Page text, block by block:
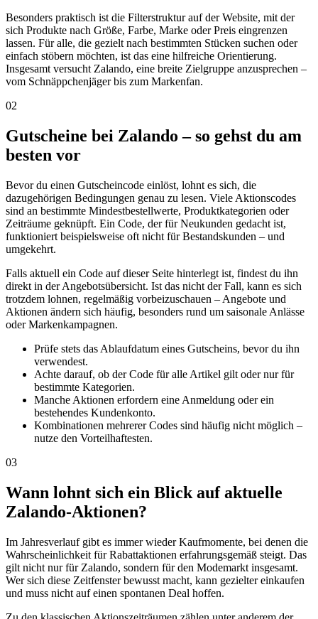
Besonders praktisch ist die Filterstruktur auf der Website, mit der
sich Produkte nach Größe, Farbe, Marke oder Preis eingrenzen
lassen. Für alle, die gezielt nach bestimmten Stücken suchen oder
einfach stöbern möchten, ist das eine hilfreiche Orientierung.
Insgesamt versucht Zalando, eine breite Zielgruppe anzusprechen –
vom Schnäppchenjäger bis zum Markenfan.
02
Gutscheine bei Zalando – so gehst du am
besten vor
Bevor du einen Gutscheincode einlöst, lohnt es sich, die
dazugehörigen Bedingungen genau zu lesen. Viele Aktionscodes
sind an bestimmte Mindestbestellwerte, Produktkategorien oder
Zeiträume geknüpft. Ein Code, der für Neukunden gedacht ist,
funktioniert beispielsweise oft nicht für Bestandskunden – und
umgekehrt.
Falls aktuell ein Code auf dieser Seite hinterlegt ist, findest du ihn
direkt in der Angebotsübersicht. Ist das nicht der Fall, kann es sich
trotzdem lohnen, regelmäßig vorbeizuschauen – Angebote und
Aktionen ändern sich häufig, besonders rund um saisonale Anlässe
oder Markenkampagnen.
Prüfe stets das Ablaufdatum eines Gutscheins, bevor du ihn
verwendest.
Achte darauf, ob der Code für alle Artikel gilt oder nur für
bestimmte Kategorien.
Manche Aktionen erfordern eine Anmeldung oder ein
bestehendes Kundenkonto.
Kombinationen mehrerer Codes sind häufig nicht möglich –
nutze den Vorteilhaftesten.
03
Wann lohnt sich ein Blick auf aktuelle
Zalando-Aktionen?
Im Jahresverlauf gibt es immer wieder Kaufmomente, bei denen die
Wahrscheinlichkeit für Rabattaktionen erfahrungsgemäß steigt. Das
gilt nicht nur für Zalando, sondern für den Modemarkt insgesamt.
Wer sich diese Zeitfenster bewusst macht, kann gezielter einkaufen
und muss nicht auf einen spontanen Deal hoffen.